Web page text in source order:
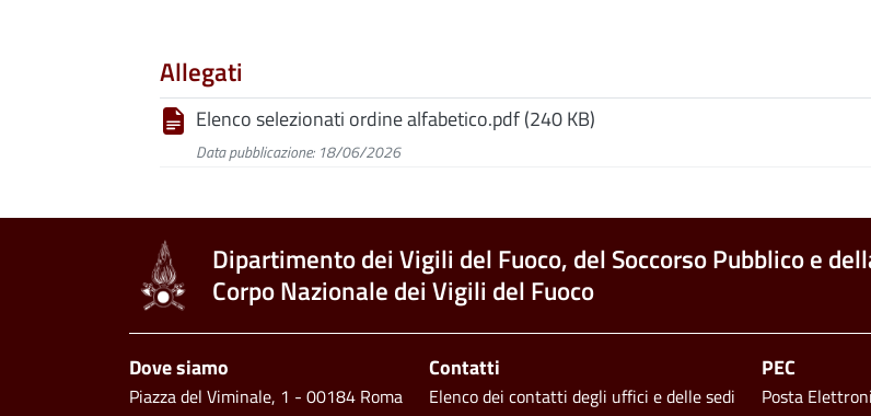
Allegati
Elenco selezionati ordine alfabetico.pdf (240 KB)
Data pubblicazione: 18/06/2026
Dipartimento dei Vigili del Fuoco, del Soccorso Pubblico e
Corpo Nazionale dei Vigili del Fuoco
Footer
Dove siamo
Piazza del Viminale, 1 - 00184 Roma
Contatti
Elenco dei contatti degli uffici e delle sedi
PEC
Posta